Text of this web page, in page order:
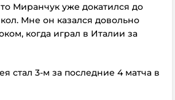
Миранчук уже докатился до
Мне он казался довольно
когда играл в Италии за
стал 3-м за последние 4 матча в